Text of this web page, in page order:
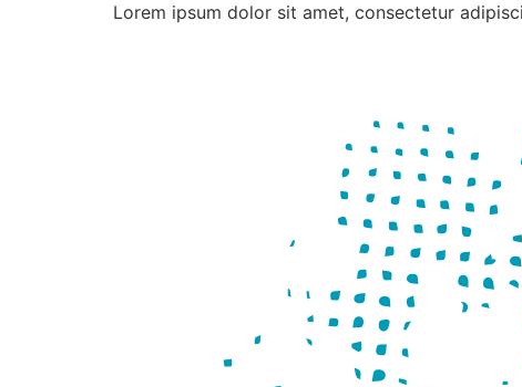
Lorem ipsum dolor sit amet, consectetur